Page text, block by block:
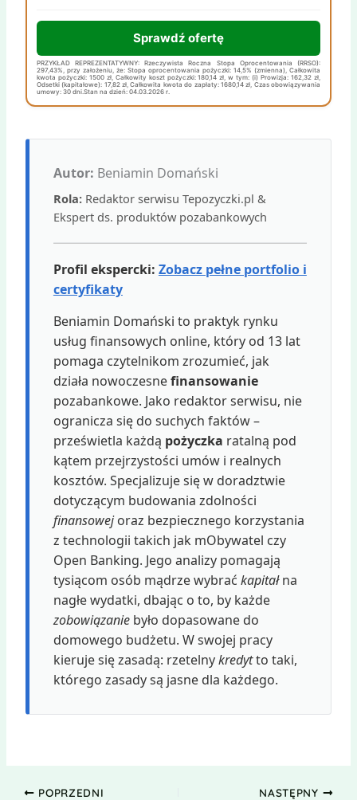
Sprawdź ofertę
PRZYKŁAD REPREZENTATYWNY: Rzeczywista Roczna Stopa Oprocentowania (RRSO):
297,43%, przy założeniu, że: Stopa oprocentowania pożyczki: 14,5% (zmienna), Całkowita
kwota pożyczki: 1500 zł, Całkowity koszt pożyczki: 180,14 zł, w tym: (i) Prowizja: 162,32 zł,
Odsetki (kapitałowe): 17,82 zł, Całkowita kwota do zapłaty: 1680,14 zł, Czas obowiązywania
umowy: 30 dni.Stan na dzień: 04.03.2026 r.
Autor: Beniamin Domański
Rola: Redaktor serwisu Tepozyczki.pl &
Ekspert ds. produktów pozabankowych
Profil ekspercki: Zobacz pełne portfolio i
certyfikaty
Beniamin Domański to praktyk rynku
usług finansowych online, który od 13 lat
pomaga czytelnikom zrozumieć, jak
działa nowoczesnefinansowanie
pozabankowe. Jako redaktor serwisu, nie
ogranicza się do suchych faktów –
prześwietla każdą pożyczka ratalną pod
kątem przejrzystości umów i realnych
kosztów. Specjalizuje się w doradztwie
dotyczącym budowania zdolności
finansowejoraz bezpiecznego korzystania
z technologii takich jak mObywatel czy
Open Banking. Jego analizy pomagają
tysiącom osób mądrze wybrać kapitałna
nagłe wydatki, dbając o to, by każde
zobowiązaniebyło dopasowane do
domowego budżetu. W swojej pracy
kieruje się zasadą: rzetelnykredytto taki,
którego zasady są jasne dla każdego.
POPRZEDNI NASTĘPNY